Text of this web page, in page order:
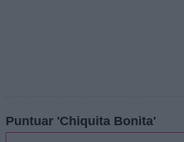
Puntuar 'Chiquita Bonita'